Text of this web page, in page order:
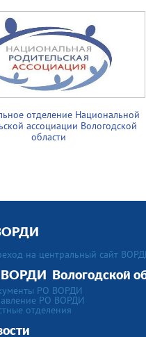
отделение Национальной
ассоциации Вологодской
области
на центральный сайт
Вологодской
РО ВОРДИ
РО ВОРДИ
отделения